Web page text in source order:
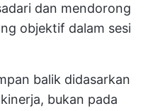
dan mendorong
objektif dalam sesi
balik didasarkan
bukan pada